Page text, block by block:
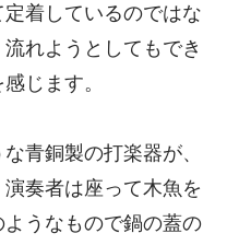
着しているのではな
れようとしてもでき
じます。
青銅製の打楽器が、
奏者は座って木魚を
うなもので鍋の蓋の